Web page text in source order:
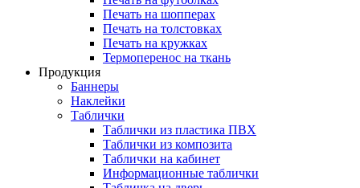
Печать на шопперах
Печать на толстовках
Печать на кружках
Термоперенос на ткань
Продукция
Баннеры
Наклейки
Таблички
Таблички из пластика ПВХ
Таблички из композита
Таблички на кабинет
Информационные таблички